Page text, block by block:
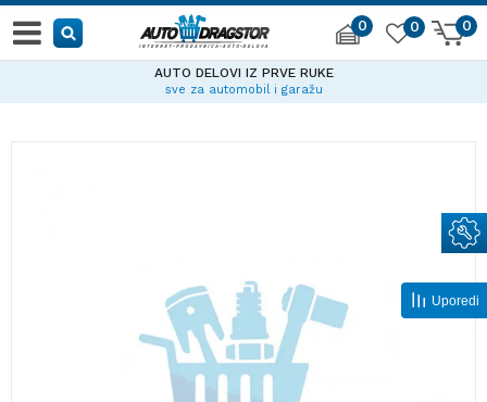
0 0
0
AUTO DELOVI IZ PRVE RUKE
sve za automobil i garažu
Uporedi